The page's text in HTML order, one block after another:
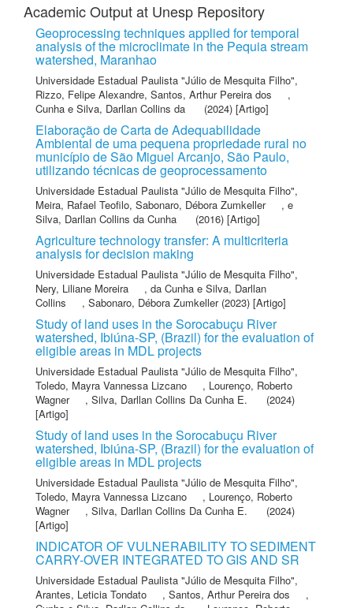
Academic Output at Unesp Repository
Geoprocessing techniques applied for temporal
analysis of the microclimate in the Pequia stream
watershed, Maranhao
Universidade Estadual Paulista "Júlio de Mesquita Filho",
Rizzo, Felipe Alexandre, Santos, Arthur Pereira dos
,
Cunha e Silva, Darllan Collins da
(2024) [Artigo]
Elaboração de Carta de Adequabilidade
Ambiental de uma pequena propriedade rural no
município de São Miguel Arcanjo, São Paulo,
utilizando técnicas de geoprocessamento
Universidade Estadual Paulista "Júlio de Mesquita Filho",
Meira, Rafael Teofilo, Sabonaro, Débora Zumkeller , e
Silva, Darllan Collins da Cunha
(2016) [Artigo]
Agriculture technology transfer: A multicriteria
analysis for decision making
Universidade Estadual Paulista "Júlio de Mesquita Filho",
Nery, Liliane Moreira
, da Cunha e Silva, Darllan
Collins
, Sabonaro, Débora Zumkeller(2023) [Artigo]
Study of land uses in the Sorocabuçu River
watershed, Ibiúna-SP, (Brazil) for the evaluation of
eligible areas in MDL projects
Universidade Estadual Paulista "Júlio de Mesquita Filho",
Toledo, Mayra Vannessa Lizcano
, Lourenço, Roberto
Wagner
, Silva, Darllan Collins Da Cunha E.
(2024)
[Artigo]
Study of land uses in the Sorocabuçu River
watershed, Ibiúna-SP, (Brazil) for the evaluation of
eligible areas in MDL projects
Universidade Estadual Paulista "Júlio de Mesquita Filho",
Toledo, Mayra Vannessa Lizcano
, Lourenço, Roberto
Wagner
, Silva, Darllan Collins Da Cunha E.
(2024)
[Artigo]
INDICATOR OF VULNERABILITY TO SEDIMENT
CARRY-OVER INTEGRATED TO GIS AND SR
Universidade Estadual Paulista "Júlio de Mesquita Filho",
Arantes, Leticia Tondato
, Santos, Arthur Pereira dos
,